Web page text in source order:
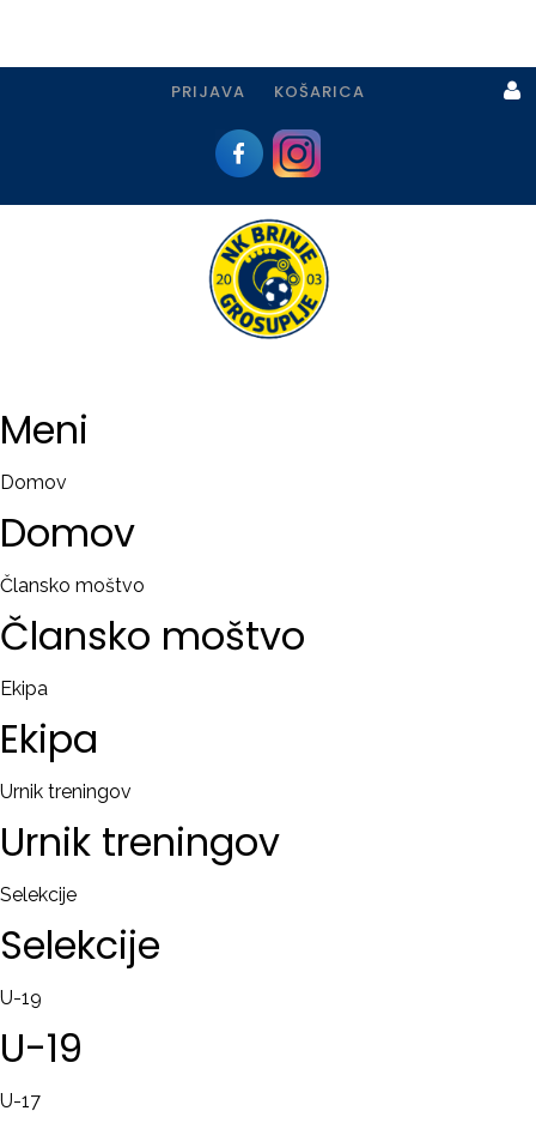
PRIJAVA KOŠARICA
Meni
Domov
Domov
Člansko moštvo
Člansko moštvo
Ekipa
Ekipa
Urnik treningov
Urnik treningov
Selekcije
Selekcije
U-19
U-19
U-17
Prijava
Registracija
Remember
/